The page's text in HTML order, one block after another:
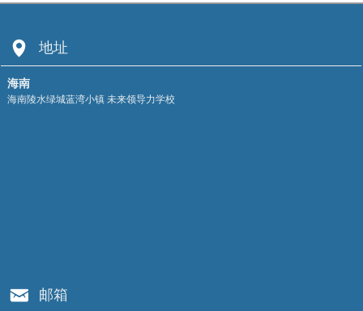
넹 地址
海南
海南陵水绿城蓝湾小镇 未来领导力学校
邮箱
낂